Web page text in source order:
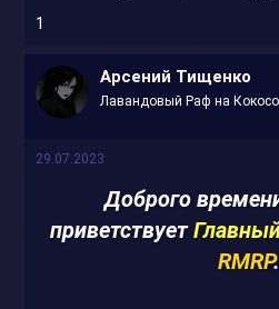
1
Арсений Тищенко
Лавандовый Раф на
29.07.2023
Доброго
приветствует
RMRP.